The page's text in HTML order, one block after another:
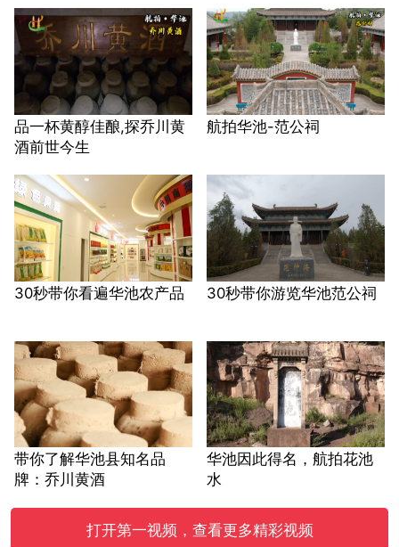
品一杯黄醇佳酿,探乔川黄
酒前世今生
航拍华池-范公祠
30秒带你看遍华池农产品 30秒带你游览华池范公祠
带你了解华池县知名品
牌：乔川黄酒
华池因此得名，航拍花池
水
打开第一视频，查看更多精彩视频